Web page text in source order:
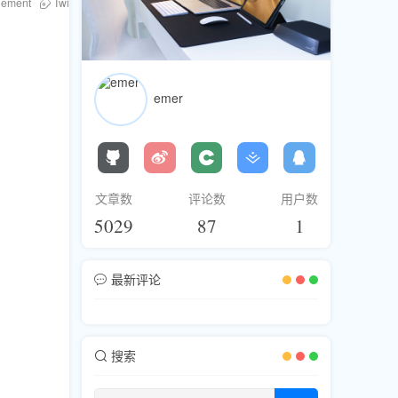
emer
文章数
5029
评论数
87
用户数
1
最新评论
搜索